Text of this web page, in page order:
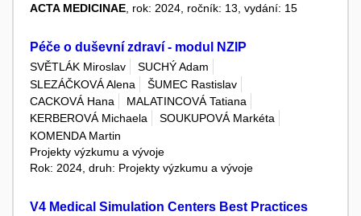
ACTA MEDICINAE , rok: 2024, ročník: 13, vydání: 15
Péče o duševní zdraví - modul NZIP
SVĚTLÁK Miroslav
SUCHÝ Adam
SLEZÁČKOVÁ Alena
ŠUMEC Rastislav
CACKOVÁ Hana
MALATINCOVÁ Tatiana
KERBEROVÁ Michaela
SOUKUPOVÁ Markéta
KOMENDA Martin
Projekty výzkumu a vývoje
Rok: 2024, druh: Projekty výzkumu a vývoje
V4 Medical Simulation Centers Best Practices